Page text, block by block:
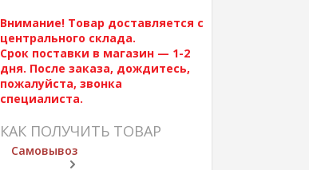
Внимание! Товар доставляется с
центрального склада.
Срок поставки в магазин — 1-2
дня. После заказа, дождитесь,
пожалуйста, звонка
специалиста.
КАК ПОЛУЧИТЬ ТОВАР
Самовывоз